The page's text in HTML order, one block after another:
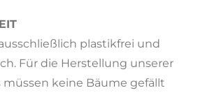
plastikfrei und
Für die Herstellung unserer
müssen keine Bäume gefällt